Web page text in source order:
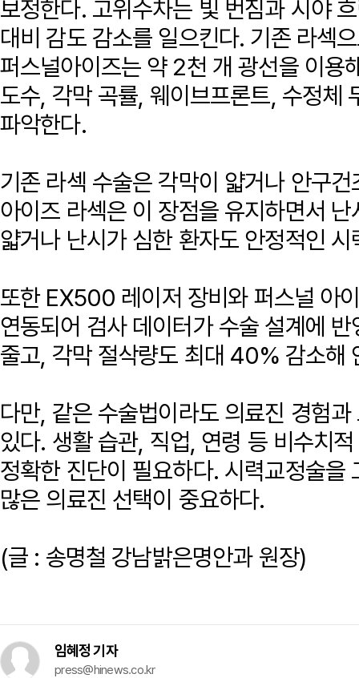
보정한다. 고위수차는 빛 번짐과 시야
대비 감도 감소를 일으킨다. 기존 라섹
퍼스널아이즈는 약 2천 개 광선을 이용
도수, 각막 곡률, 웨이브프론트, 수정체
파악한다.
기존 라섹 수술은 각막이 얇거나 안구
아이즈 라섹은 이 장점을 유지하면서
얇거나 난시가 심한 환자도 안정적인
또한 EX500 레이저 장비와 퍼스널 아
연동되어 검사 데이터가 수술 설계에
줄고, 각막 절삭량도 최대 40% 감소해
다만, 같은 수술법이라도 의료진 경험
있다. 생활 습관, 직업, 연령 등 비수치
정확한 진단이 필요하다. 시력교정술을
많은 의료진 선택이 중요하다.
(글 : 송명철 강남밝은명안과 원장)
임혜정 기자
press@hinews.co.kr